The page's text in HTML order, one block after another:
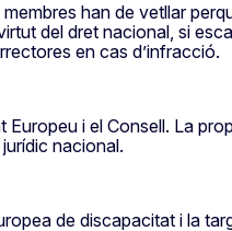
han de vetllar
del dret nacional, si
en cas d’infracció.
i el Consell. La
nacional.
de discapacitat i la